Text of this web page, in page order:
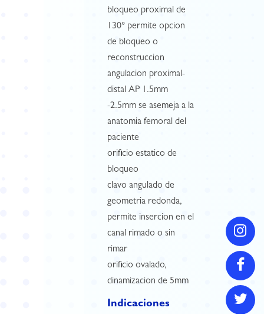
bloqueo proximal de
130° permite opcion
de bloqueo o
reconstruccion
angulacion proximal-
distal AP 1.5mm
-2.5mm se asemeja a la
anatomia femoral del
paciente
orificio estatico de
bloqueo
clavo angulado de
geometria redonda,
permite insercion en el
canal rimado o sin
rimar
orificio ovalado,
dinamizacion de 5mm
Indicaciones